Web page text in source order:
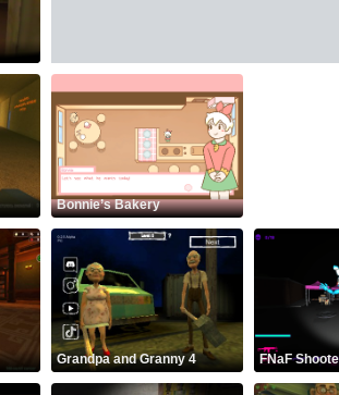
Bonnie’s Bakery
Grandpa and Granny 4 FNaF